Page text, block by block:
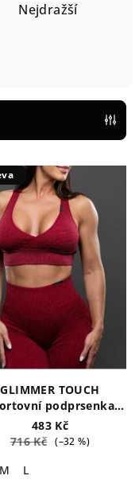
Nejdražší
GLIMMER TOUCH
podprsenka
BURGUNDY
483 Kč
716 Kč (–32 %)
M L